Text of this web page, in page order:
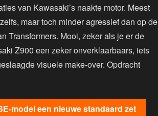
van Kawasaki’s naakte motor. Meest
maar toch minder agressief dan op de
Transformers. Mooi, zeker als je er de
Z900 een zeker onverklaarbaars, iets
visuele make-over. Opdracht
model een nieuwe standaard zet